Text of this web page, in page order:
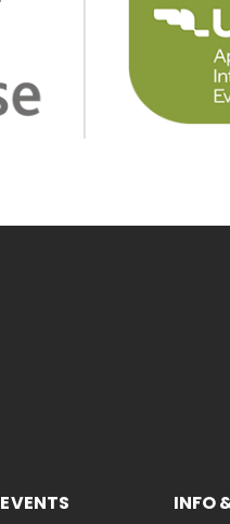
EVENTS INFO